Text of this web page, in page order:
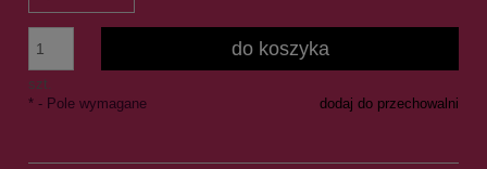
szt.
do koszyka
dodaj do przechowalni
* - Pole wymagane